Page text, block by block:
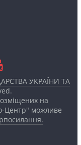
УКРАЇНИ ТА
на
Центр" можливе